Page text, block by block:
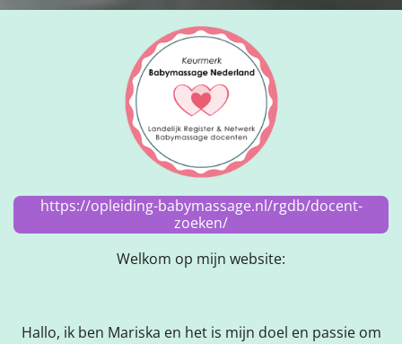
https://opleiding-babymassage.nl/rgdb/docent-
zoeken/
Welkom op mijn website:
Hallo, ik ben Mariska en het is mijn doel en passie om